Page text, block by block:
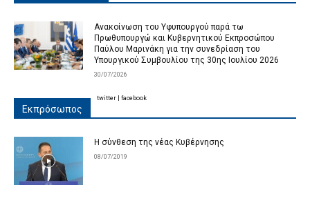
Ανακοίνωση του Υφυπουργού παρά τω
Πρωθυπουργώ και Κυβερνητικού Εκπροσώπου
Παύλου Μαρινάκη για την συνεδρίαση του
Υπουργικού Συμβουλίου της 30ης Ιουλίου 2026
30/07/2026
Εκπρόσωπος
Η σύνθεση της νέας Κυβέρνησης
08/07/2019
twitter facebook